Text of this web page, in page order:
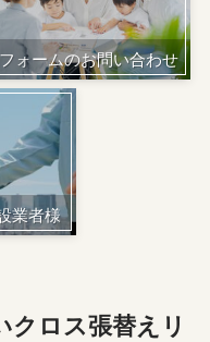
ォームのお問い合わせ
業者様
クロス張替えリ